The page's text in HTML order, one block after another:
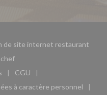
de site internet restaurant
((ouvre une nouvelle
une nouvelle fenêtre))
CGU
((ouvre une nouvelle
à caractère personnel
une nouvelle fenêtre))